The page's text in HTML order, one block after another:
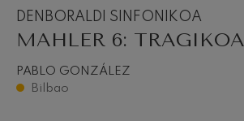
DENBORALDI SINFONIKOA
MAHLER 6: TRAGIKOA
PABLO GONZÁLEZ
Bilbao